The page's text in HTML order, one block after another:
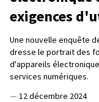
exigences
Une nouvelle enquête
dresse le portrait des
d'appareils
services numériques.
— 12 décembre 2024